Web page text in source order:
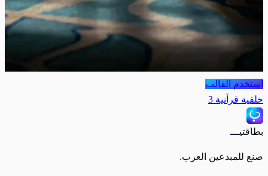
استخدم القالب
خلفية قرآنية 3
بطاقتيـــ
صنع للمبدعين العرب.